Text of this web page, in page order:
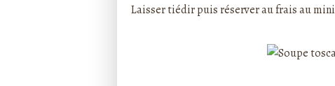
Laisser tiédir puis réserver au frais au